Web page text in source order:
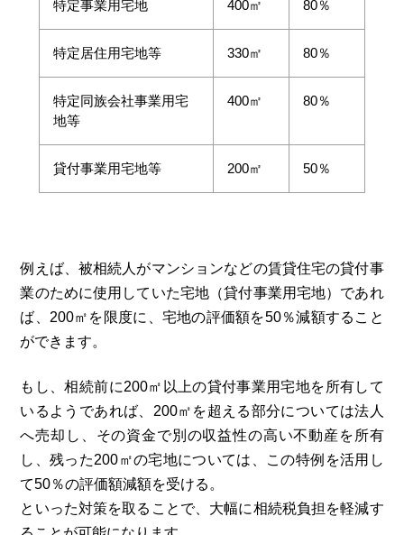
特定事業用宅地 400㎡ 80％
特定居住用宅地等 330㎡ 80％
特定同族会社事業用宅
地等
400㎡ 80％
貸付事業用宅地等 200㎡ 50％
例えば、被相続人がマンションなどの賃貸住宅の貸付事
業のために使用していた宅地（貸付事業用宅地）であれ
ば、200㎡を限度に、宅地の評価額を50％減額すること
ができます。
もし、相続前に200㎡以上の貸付事業用宅地を所有して
いるようであれば、200㎡を超える部分については法人
へ売却し、その資金で別の収益性の高い不動産を所有
し、残った200㎡の宅地については、この特例を活用し
て50％の評価額減額を受ける。
といった対策を取ることで、大幅に相続税負担を軽減す